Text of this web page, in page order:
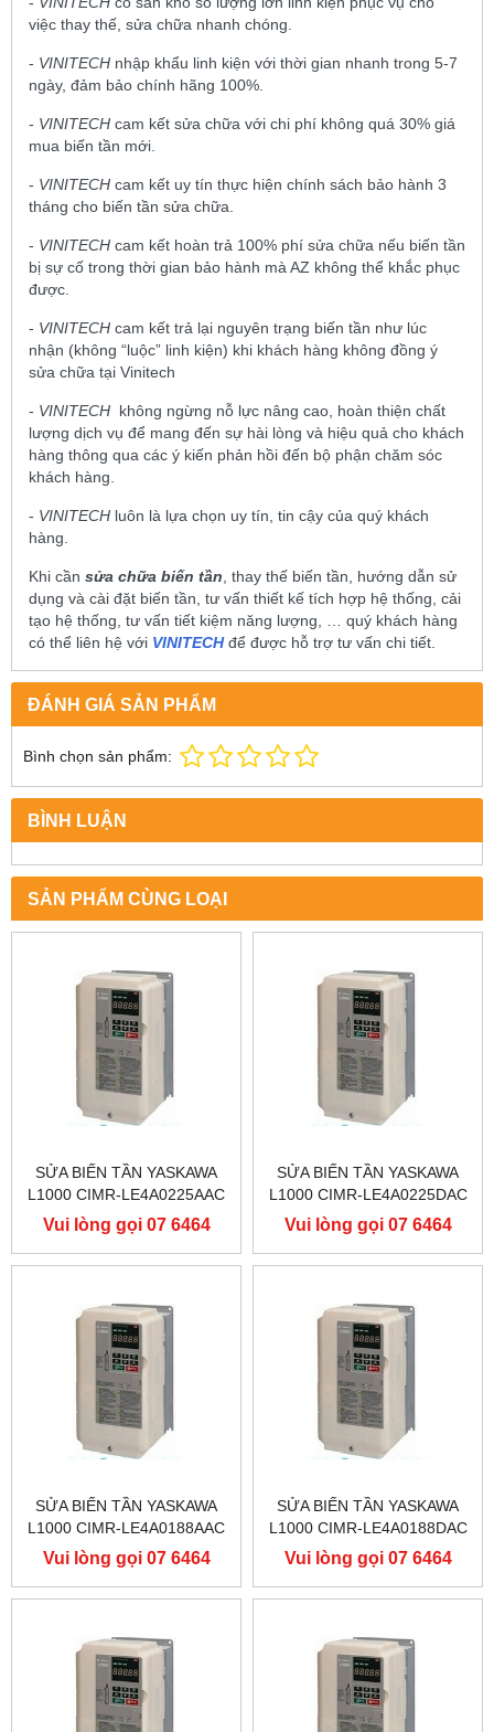
việc thay thế, sửa chữa nhanh chóng.
- VINITECH nhập khẩu linh kiện với thời gian nhanh trong 5-7
ngày, đảm bảo chính hãng 100%.
- VINITECH cam kết sửa chữa với chi phí không quá 30% giá
mua biến tần mới.
- VINITECH cam kết uy tín thực hiện chính sách bảo hành 3
tháng cho biến tần sửa chữa.
- VINITECH cam kết hoàn trả 100% phí sửa chữa nếu biến tần
bị sự cố trong thời gian bảo hành mà AZ không thể khắc phục
được.
- VINITECH cam kết trả lại nguyên trạng biến tần như lúc
nhận (không “luộc” linh kiện) khi khách hàng không đồng ý
sửa chữa tại Vinitech
- VINITECH không ngừng nỗ lực nâng cao, hoàn thiện chất
lượng dịch vụ để mang đến sự hài lòng và hiệu quả cho khách
hàng thông qua các ý kiến phản hồi đến bộ phận chăm sóc
khách hàng.
- VINITECH luôn là lựa chọn uy tín, tin cậy của quý khách
hàng.
Khi cần sửa chữa biến tần, thay thế biến tần, hướng dẫn sử
dụng và cài đặt biến tần, tư vấn thiết kế tích hợp hệ thống, cải
tạo hệ thống, tư vấn tiết kiệm năng lượng, … quý khách hàng
có thể liên hệ với VINITECHđể được hỗ trợ tư vấn chi tiết.
ĐÁNH GIÁ SẢN PHẨM
Bình chọn sản phẩm:
BÌNH LUẬN
SẢN PHẨM CÙNG LOẠI
SỬA BIẾN TẦN YASKAWA
L1000 CIMR-LE4A0225AAC
400V 110KW, BIẾN TẦN
YASKAWA L1000
Vui lòng gọi 07 6464
9556
SỬA BIẾN TẦN YASKAWA
L1000 CIMR-LE4A0225DAC
400V 110KW, BIẾN TẦN
YASKAWA L1000
Vui lòng gọi 07 6464
9556
SỬA BIẾN TẦN YASKAWA
L1000 CIMR-LE4A0188AAC
400V 90KW, BIẾN TẦN
YASKAWA L1000
Vui lòng gọi 07 6464
9556
SỬA BIẾN TẦN YASKAWA
L1000 CIMR-LE4A0188DAC
400V 90KW, BIẾN TẦN
YASKAWA L1000
Vui lòng gọi 07 6464
9556